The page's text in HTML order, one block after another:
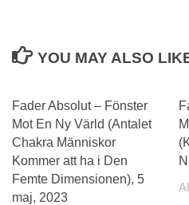
YOU MAY ALSO
Fader Absolut – Fönster
Mot En Ny Värld (Antalet
Chakra Människor
Kommer att ha i Den
Femte Dimensionen), 5
maj, 2023